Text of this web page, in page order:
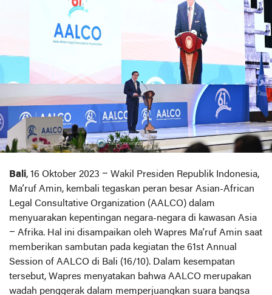
Bali, 16 Oktober 2023 – Wakil Presiden Republik Indonesia,
Ma’ruf Amin, kembali tegaskan peran besar Asian-African
Legal Consultative Organization (AALCO) dalam
menyuarakan kepentingan negara-negara di kawasan Asia
– Afrika. Hal ini disampaikan oleh Wapres Ma’ruf Amin saat
memberikan sambutan pada kegiatan the 61st Annual
Session of AALCO di Bali (16/10). Dalam kesempatan
tersebut, Wapres menyatakan bahwa AALCO merupakan
wadah penggerak dalam memperjuangkan suara bangsa